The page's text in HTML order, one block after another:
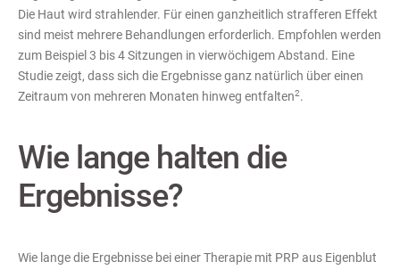
Die Haut wird strahlender. Für einen ganzheitlich strafferen Effekt
sind meist mehrere Behandlungen erforderlich. Empfohlen werden
zum Beispiel 3 bis 4 Sitzungen in vierwöchigem Abstand. Eine
Studie zeigt, dass sich die Ergebnisse ganz natürlich über einen
Zeitraum von mehreren Monaten hinweg entfalten2.
Wie lange halten die
Ergebnisse?
Wie lange die Ergebnisse bei einer Therapie mit PRP aus Eigenblut